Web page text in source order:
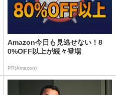
Amazon今日も見逃せない！8
0%OFF以上が続々登場
PR(Amazon)